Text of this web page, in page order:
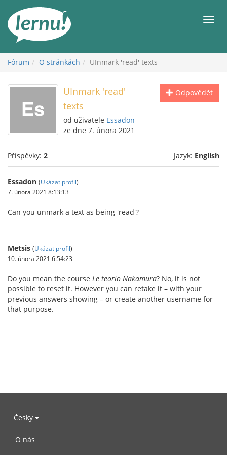
obsahu
Fórum O stránkách UInmark 'read' texts
Odpovědět
UInmark 'read'
texts
od uživatele Essadon
ze dne 7. února 2021
Příspěvky: 2 Jazyk: English
Essadon (Ukázat profil)
7. února 2021 8:13:13
Can you unmark a text as being 'read'?
Metsis (Ukázat profil)
10. února 2021 6:54:23
Do you mean the course Le teorio Nakamura? No, it is not
possible to reset it. However you can retake it – with your
previous answers showing – or create another username for
that purpose.
Česky
O nás